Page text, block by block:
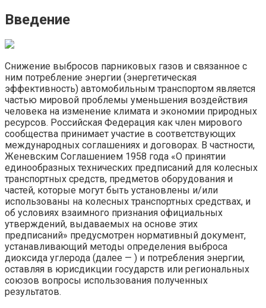
Введение
Снижение выбросов парниковых газов и связанное с
ним потребление энергии (энергетическая
эффективность) автомобильным транспортом является
частью мировой проблемы уменьшения воздействия
человека на изменение климата и экономии природных
ресурсов. Российская Федерация как член мирового
сообщества принимает участие в соответствующих
международных соглашениях и договорах. В частности,
Женевским Соглашением 1958 года «О принятии
единообразных технических предписаний для колесных
транспортных средств, предметов оборудования и
частей, которые могут быть установлены и/или
использованы на колесных транспортных средствах, и
об условиях взаимного признания официальных
утверждений, выдаваемых на основе этих
предписаний» предусмотрен нормативный документ,
устанавливающий методы определения выброса
диоксида углерода (далее — ) и потребления энергии,
оставляя в юрисдикции государств или региональных
союзов вопросы использования полученных
результатов.